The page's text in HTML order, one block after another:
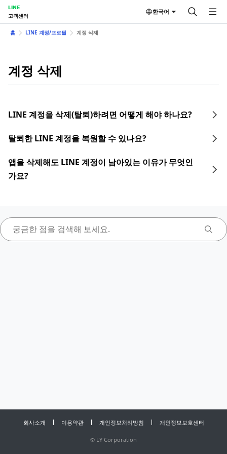
LINE
고객센터
한국어
홈 LINE 계정/프로필 계정 삭제
계정 삭제
LINE 계정을 삭제(탈퇴)하려면 어떻게 해야 하나요?
탈퇴한 LINE 계정을 복원할 수 있나요?
앱을 삭제해도 LINE 계정이 남아있는 이유가 무엇인
가요?
회사소개 이용약관 개인정보처리방침 개인정보보호센터
© LY Corporation